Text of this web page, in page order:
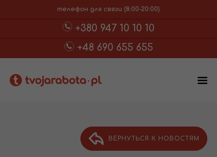
телефон для связи (8:00-20:00)
+380 947 10 10 10
+48 690 655 655
ВЕРНУТЬСЯ К НОВОСТЯМ